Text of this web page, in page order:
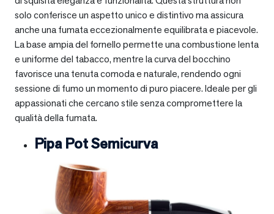
solo conferisce un aspetto unico e distintivo ma assicura
anche una fumata eccezionalmente equilibrata e piacevole.
La base ampia del fornello permette una combustione lenta
e uniforme del tabacco, mentre la curva del bocchino
favorisce una tenuta comoda e naturale, rendendo ogni
sessione di fumo un momento di puro piacere. Ideale per gli
appassionati che cercano stile senza compromettere la
qualità della fumata.
Pipa Pot Semicurva